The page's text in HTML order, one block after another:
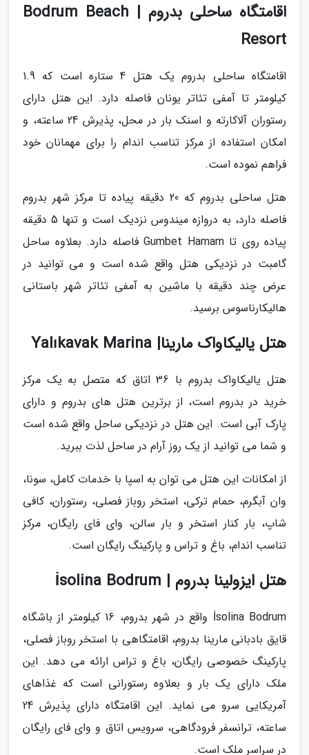
اقامتگاه ساحلی بدروم | Bodrum Beach
Resort
اقامتگاه ساحلی بدروم یک هتل 4 ستاره است که 1.9
کیلومتر تا آمفی تئاتر یونان فاصله دارد. این هتل دارای
رستوران آلاکارته و اسنک بار در محل، پذیرش 24 ساعته، و
امکان استفاده از مرکز تناسب اندام را برای مهمانان خود
فراهم نموده است.
هتل ساحلی بدروم که 20 دقیقه پیاده تا مرکز شهر بدروم
فاصله دارد، به دروازه میندوس نزدیک است و تنها 5 دقیقه
پیاده روی تا Gumbet Hamam فاصله دارد. بعلاوه ساحل
گامبت در نزدیکی هتل واقع شده است و می توانید در
عرض چند دقیقه با ماشین به آمفی تئاتر شهر باستانی
هالیکارناسوس برسید.
هتل یالیکاواک مارینا| Yalıkavak Marina
هتل یالیکاواک بدروم با 36 اتاق که متصل به یک مرکز
خرید در بدروم است، از برترین هتل های بدروم و دارای
پارک آبی است. این هتل در نزدیکی ساحل واقع شده است
و شما می توانید از یک روز آرام در ساحل لذت ببرید.
از امکانات این هتل می توان به اسپا با خدمات کامل، سونا،
وان آبگرم، حمام ترکی، استخر روباز فصلی، رستوران، کافی
شاپ، بار کنار استخر و بار سالن، وای فای رایگان، مرکز
تناسب اندام، باغ و تراس و پارکینگ رایگان است.
هتل ایزولینا بدروم | İsolina Bodrum
İsolina Bodrum واقع در شهر بدروم، 16 کیلومتر از باشگاه
قایق بادبانی مارینا بدروم، اقامتگاهی با استخر روباز فصلی،
پارکینگ خصوصی رایگان، باغ و تراس ارائه می دهد. این
ملک دارای یک بار و بعلاوه رستورانی است که غذاهای
آمریکایی سرو می نماید. این اقامتگاه دارای پذیرش 24
ساعته، ترانسفر فرودگاهی، سرویس اتاق و وای فای رایگان
در سراسر ملک است.